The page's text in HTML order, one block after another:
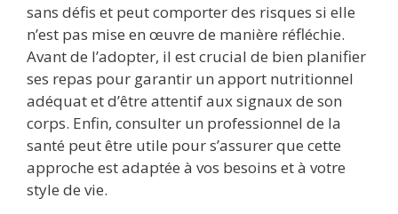
sans défis et peut comporter des risques si elle
n’est pas mise en œuvre de manière réfléchie.
Avant de l’adopter, il est crucial de bien planifier
ses repas pour garantir un apport nutritionnel
adéquat et d’être attentif aux signaux de son
corps. Enfin, consulter un professionnel de la
santé peut être utile pour s’assurer que cette
approche est adaptée à vos besoins et à votre
style de vie.